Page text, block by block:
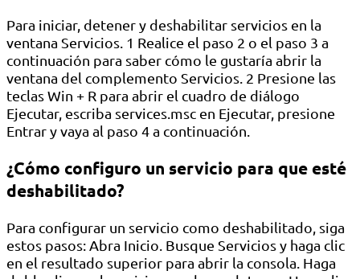
Para iniciar, detener y deshabilitar servicios en la
ventana Servicios. 1 Realice el paso 2 o el paso 3 a
continuación para saber cómo le gustaría abrir la
ventana del complemento Servicios. 2 Presione las
teclas Win + R para abrir el cuadro de diálogo
Ejecutar, escriba services.msc en Ejecutar, presione
Entrar y vaya al paso 4 a continuación.
¿Cómo configuro un servicio para que esté
deshabilitado?
Para configurar un servicio como deshabilitado, siga
estos pasos: Abra Inicio. Busque Servicios y haga clic
en el resultado superior para abrir la consola. Haga